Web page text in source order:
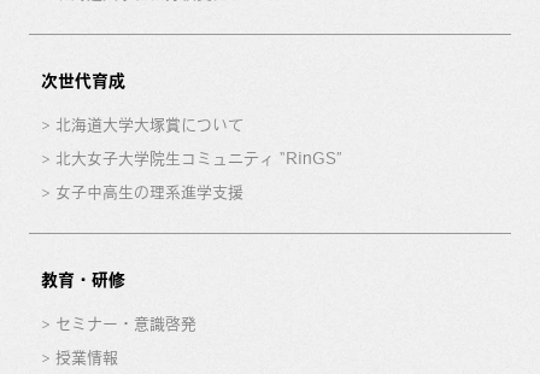
次世代育成
北海道大学大塚賞について
北大女子大学院生コミュニティ “RinGS”
女子中高生の理系進学支援
教育・研修
セミナー・意識啓発
授業情報